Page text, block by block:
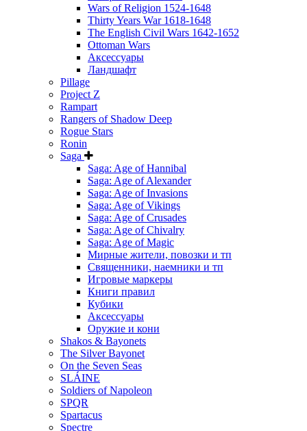
Wars of Religion 1524-1648
Thirty Years War 1618-1648
The English Civil Wars 1642-1652
Ottoman Wars
Аксессуары
Ландшафт
Pillage
Project Z
Rampart
Rangers of Shadow Deep
Rogue Stars
Ronin
Saga
Saga: Age of Hannibal
Saga: Age of Alexander
Saga: Age of Invasions
Saga: Age of Vikings
Saga: Age of Crusades
Saga: Age of Chivalry
Saga: Age of Magic
Мирные жители, повозки и тп
Священники, наемники и тп
Игровые маркеры
Книги правил
Кубики
Аксессуары
Оружие и кони
Shakos & Bayonets
The Silver Bayonet
On the Seven Seas
SLÁINE
Soldiers of Napoleon
SPQR
Spartacus
Spectre